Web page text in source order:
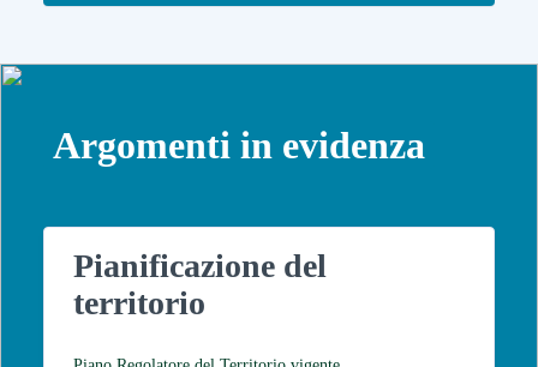
Argomenti in evidenza
Pianificazione del
territorio